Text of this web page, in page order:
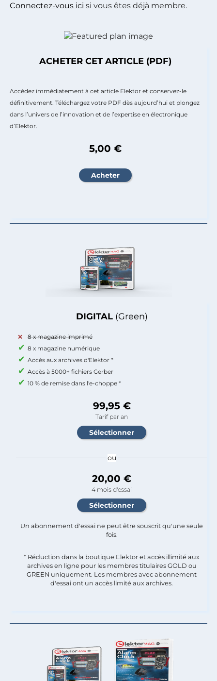
Connectez-vous ici si vous êtes déjà membre.
DIGITAL (Green)
8 x magazine imprimé
8 x magazine numérique
Accès aux archives d'Elektor *
Accès à 5000+ fichiers Gerber
10 % de remise dans l'e-choppe *
99,95 €
Tarif par an
ou
20,00 €
4 mois d'essai
Un abonnement d'essai ne peut être souscrit qu'une seule
fois.​
* Réduction dans la boutique Elektor et accès illimité aux
archives en ligne pour les membres titulaires GOLD ou
GREEN uniquement. Les membres avec abonnement
d'essai ont un accès limité aux archives.
ACHETER CET ARTICLE (PDF)
Accédez immédiatement à cet article Elektor et conservez-le
définitivement. Téléchargez votre PDF dès aujourd’hui et plongez
dans l’univers de l’innovation et de l’expertise en électronique
d’Elektor.
5,00 €